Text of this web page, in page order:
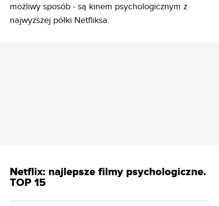
możliwy sposób - są kinem psychologicznym z
najwyższej półki Netfliksa.
Netflix: najlepsze filmy psychologiczne.
TOP 15